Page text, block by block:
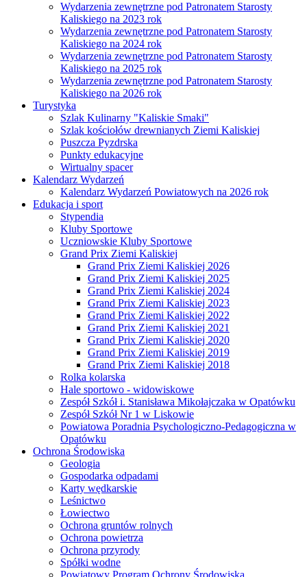
Wydarzenia zewnętrzne pod Patronatem Starosty
Kaliskiego na 2023 rok
Wydarzenia zewnętrzne pod Patronatem Starosty
Kaliskiego na 2024 rok
Wydarzenia zewnętrzne pod Patronatem Starosty
Kaliskiego na 2025 rok
Wydarzenia zewnętrzne pod Patronatem Starosty
Kaliskiego na 2026 rok
Turystyka
Szlak Kulinarny "Kaliskie Smaki"
Szlak kościołów drewnianych Ziemi Kaliskiej
Puszcza Pyzdrska
Punkty edukacyjne
Wirtualny spacer
Kalendarz Wydarzeń
Kalendarz Wydarzeń Powiatowych na 2026 rok
Edukacja i sport
Stypendia
Kluby Sportowe
Uczniowskie Kluby Sportowe
Grand Prix Ziemi Kaliskiej
Grand Prix Ziemi Kaliskiej 2026
Grand Prix Ziemi Kaliskiej 2025
Grand Prix Ziemi Kaliskiej 2024
Grand Prix Ziemi Kaliskiej 2023
Grand Prix Ziemi Kaliskiej 2022
Grand Prix Ziemi Kaliskiej 2021
Grand Prix Ziemi Kaliskiej 2020
Grand Prix Ziemi Kaliskiej 2019
Grand Prix Ziemi Kaliskiej 2018
Rolka kolarska
Hale sportowo - widowiskowe
Zespół Szkół i. Stanisława Mikołajczaka w Opatówku
Zespół Szkół Nr 1 w Liskowie
Powiatowa Poradnia Psychologiczno-Pedagogiczna w
Opatówku
Ochrona Środowiska
Geologia
Gospodarka odpadami
Karty wędkarskie
Leśnictwo
Łowiectwo
Ochrona gruntów rolnych
Ochrona powietrza
Ochrona przyrody
Spółki wodne
Powiatowy Program Ochrony Środowiska